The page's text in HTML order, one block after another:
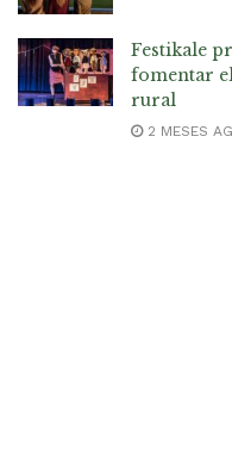
Festikale
fomentar
rural
2 MESES